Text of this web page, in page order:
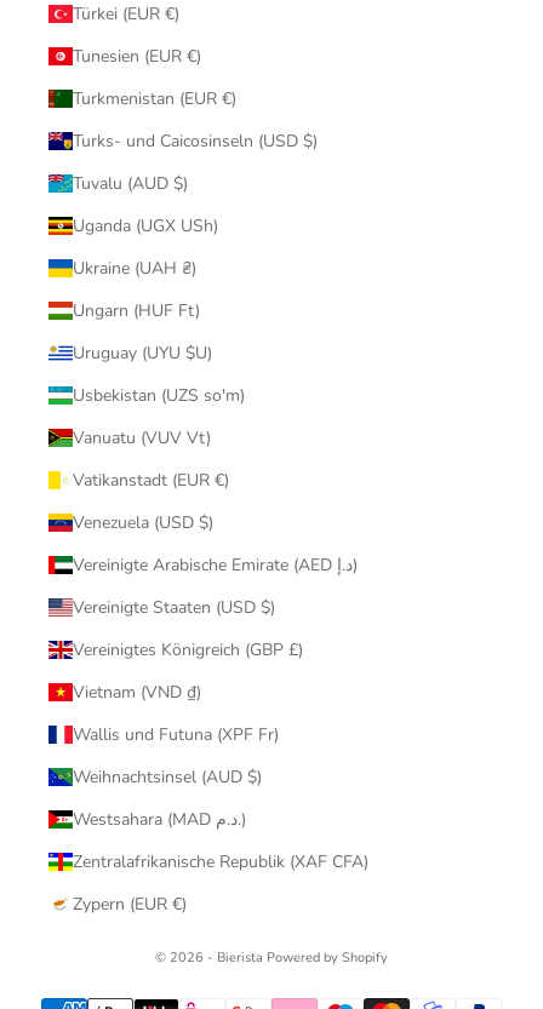
Türkei (EUR €)
Tunesien (EUR €)
Turkmenistan (EUR €)
Turks- und Caicosinseln (USD $)
Tuvalu (AUD $)
Uganda (UGX USh)
Ukraine (UAH ₴)
Ungarn (HUF Ft)
Uruguay (UYU $U)
Usbekistan (UZS so'm)
Vanuatu (VUV Vt)
Vatikanstadt (EUR €)
Venezuela (USD $)
Vereinigte Arabische Emirate (AED د.إ)
Vereinigte Staaten (USD $)
Vereinigtes Königreich (GBP £)
Vietnam (VND ₫)
Wallis und Futuna (XPF Fr)
Weihnachtsinsel (AUD $)
Westsahara (MAD د.م.)
Zentralafrikanische Republik (XAF CFA)
Zypern (EUR €)
© 2026 - Bierista Powered by Shopify